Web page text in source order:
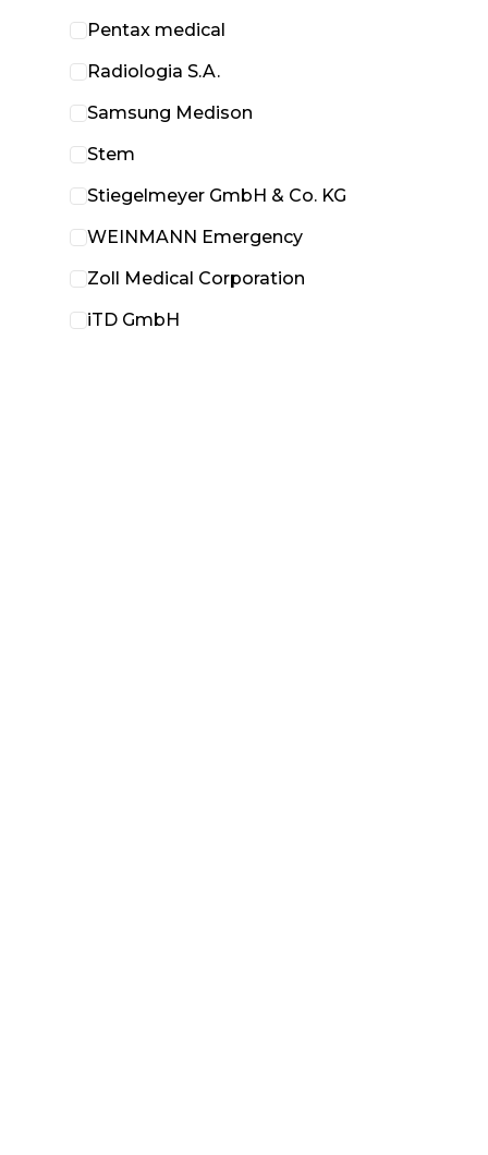
Pentax medical
Radiologia S.A.
Samsung Medison
Stem
Stiegelmeyer GmbH & Co. KG
WEINMANN Emergency
Zoll Medical Corporation
iTD GmbH